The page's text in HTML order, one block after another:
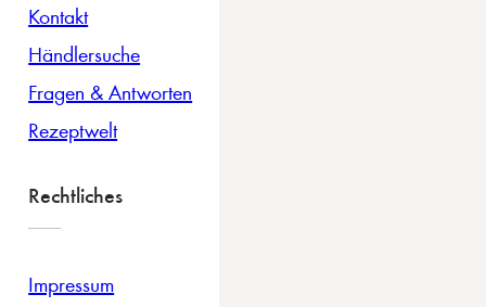
Kontakt
Händlersuche
Fragen & Antworten
Rezeptwelt
Rechtliches
Impressum